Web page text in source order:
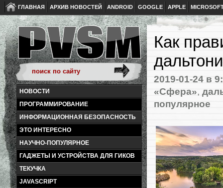
ГЛАВНАЯ АРХИВ НОВОСТЕЙ ANDROID GOOGLE APPLE
НОВОСТИ
ПРОГРАММИРОВАНИЕ
ИНФОРМАЦИОННАЯ БЕЗОПАСНОСТЬ
ЭТО ИНТЕРЕСНО
НАУЧНО-ПОПУЛЯРНОЕ
ГАДЖЕТЫ И УСТРОЙСТВА ДЛЯ ГИКОВ
ТЕКУЧКА
JAVASCRIPT
Как
2019-01-24 в
«Сфера»,
популярное